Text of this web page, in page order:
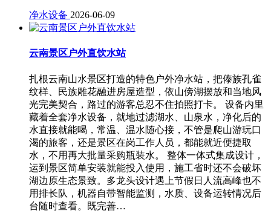
净水设备 2026-06-09
云南景区户外直饮水站
扎根云南山水景区打造的特色户外净水站，把傣族孔雀
纹样、民族雕花融进房屋造型，依山傍湖摆放和当地风
光完美契合，路过的游客总忍不住拍照打卡。 设备内里
藏着全套净水设备，就地过滤湖水、山泉水，净化后的
水直接就能喝，常温、温水随心接，不管是爬山游玩口
渴的旅客，还是景区在岗工作人员，都能就近便捷取
水，不用再大批量采购瓶装水。 整体一体式集成设计，
运到景区简单安装就能投入使用，施工省时还不会破坏
湖边原生态景致。多龙头设计遇上节假日人流高峰也不
用排长队，机器自带智能监测，水质、设备运转情况后
台随时查看。既完善…